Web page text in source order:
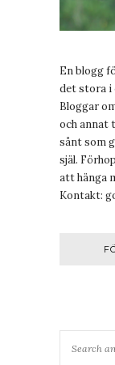
En blogg
det stora i
Bloggar
och annat
sånt som
själ.
att hänga
Kontakt: